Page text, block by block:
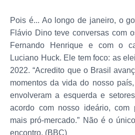
Pois é... Ao longo de janeiro, o
Flávio Dino teve conversas com
Fernando Henrique e com o
Luciano Huck. Ele tem foco: as
2022. “Acredito que o Brasil
momentos da vida do nosso país,
envolveram a esquerda e
acordo com nosso ideário, com
mais pró-mercado.” Não é o
encontro. (BBC)